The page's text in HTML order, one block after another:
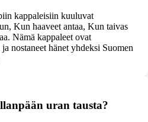
kappaleisiin kuuluvat
Kun haaveet antaa, Kun taivas
Nämä kappaleet ovat
nostaneet hänet yhdeksi Suomen
uran tausta?